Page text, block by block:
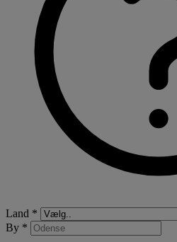
Land *
By *